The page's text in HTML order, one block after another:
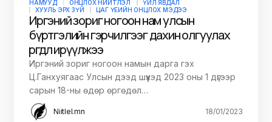
НАМУУД ОНЦЛОХ НИЙТЛЭЛ
ҮЙЛ ЯВДАЛ
ХУУЛЬ ЭРХ ЗҮЙ
ЦАГ ҮЕИЙН ОНЦЛОХ МЭДЭЭ
Иргэний зориг ногоон нам улсын
бүртгэлийн гэрчилгээг дахин олгуулах
өргөдөл ирүүлжээ
Иргэний зориг ногоон намын дарга гэх
Ц.Ганхуягаас Улсын дээд шүүхэд 2023 оны 1 дүгээр
сарын 18-ны өдөр өргөдөл…
Niitlel.mn 18/01/2023